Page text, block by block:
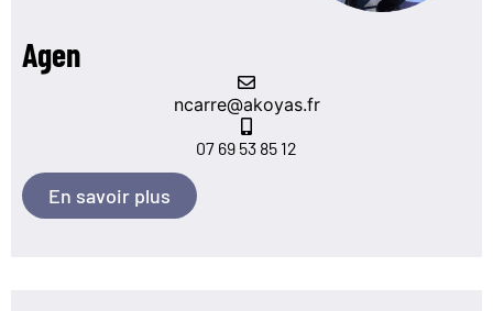
Agen
ncarre@akoyas.fr
07 69 53 85 12
En savoir plus